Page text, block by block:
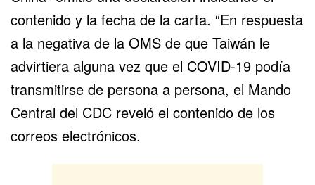
contenido y la fecha de la carta. “En respuesta
a la negativa de la OMS de que Taiwán le
advirtiera alguna vez que el COVID-19 podía
transmitirse de persona a persona, el Mando
Central del CDC reveló el contenido de los
correos electrónicos.